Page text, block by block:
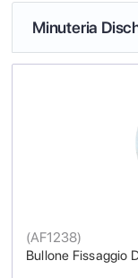
Minuteria
Bullone Fissaggio
(AF1238)